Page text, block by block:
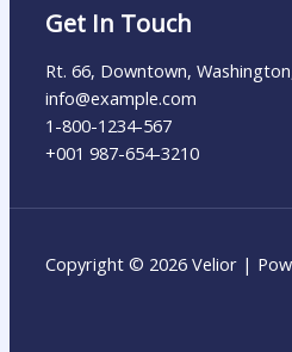
Get In Touch
Rt. 66, Downtown,
info@example.com​
1-800-1234-567
+001 987-654-3210
Copyright © 2026 Velior |